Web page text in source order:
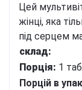
Цей
жінці, яка
під серцем
склад:
Порція: 1
Порцій в